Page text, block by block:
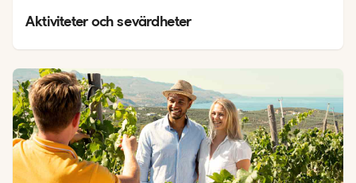
Aktiviteter och sevärdheter